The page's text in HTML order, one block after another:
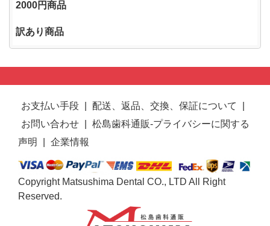
2000円商品
訳あり商品
お支払い手段 配送、返品、交換、保証について
お問い合わせ
松島歯科通販-プライバシーに関する
声明
企業情報
Copyright Matsushima Dental CO., LTD All Right
Reserved.